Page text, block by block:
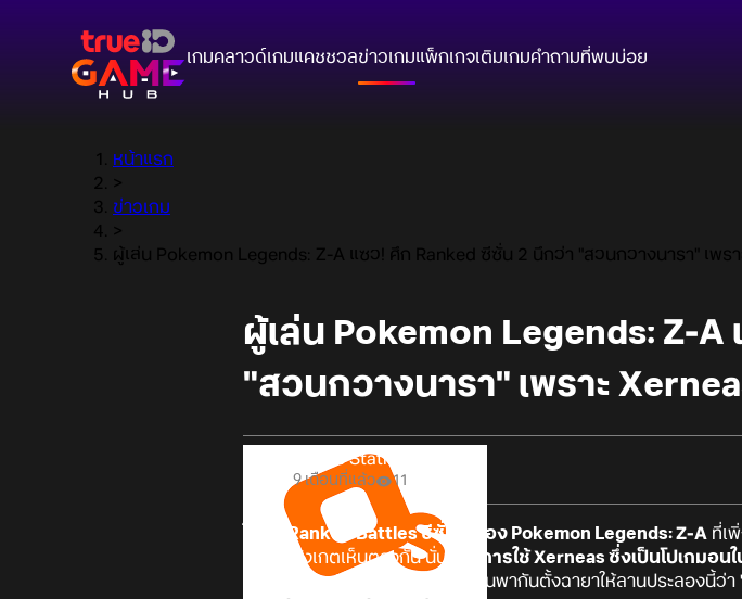
เกมคลาวด์เกมแคชชวลข่าวเกมแพ็กเกจเติมเกมคำถามที่พบบ่อย
หน้าแรก
>
ข่าวเกม
>
ผู้เล่น Pokemon Legends: Z-A แซว! ศึก Ranked ซีซั่น 2 นึกว่า "สวนกวางนารา" เพรา
ผู้เล่น Pokemon Legends: Z-
"สวนกวางนารา" เพราะ
Online Station
9 เดือนที่แล้ว 11
ในศึก Ranked Battles ซีซั่น 2 ของ Pokemon Legends: Z-A ที่เ
ทั่วโลกสังเกตเห็นตรงกัน นั่นคือ
มีการใช้ Xerneas ซึ่งเป็นโปเกม
จนถึงขั้นที่ผู้เล่นชาวญี่ปุ่นพากันตั้งฉายาให้ลานประลองนี้ว่า